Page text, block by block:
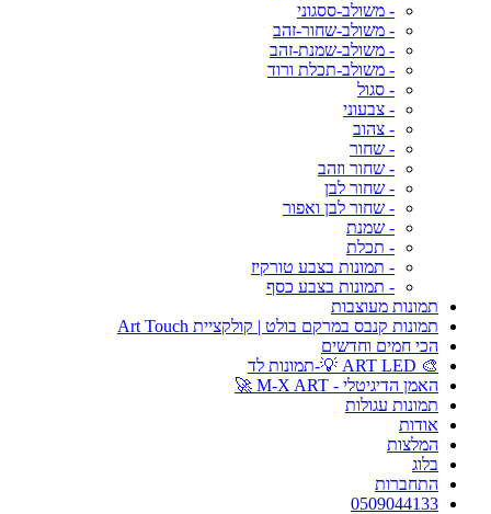
- משולב-ססגוני
- משולב-שחור-זהב
- משולב-שמנת-זהב
- משולב-תכלת ורוד
- סגול
- צבעוני
- צהוב
- שחור
- שחור וזהב
- שחור לבן
- שחור לבן ואפור
- שמנת
- תכלת
- תמונות בצבע טורקיז
- תמונות בצבע כסף
תמונות מעוצבות
תמונות קנבס במרקם בולט | קולקציית Art Touch
הכי חמים וחדשים
🎨 ART LED 💡-תמונות לד
האמן הדיגיטלי - M-X ART 🚀
תמונות עגולות
אודות
המלצות
בלוג
התחברות
0509044133